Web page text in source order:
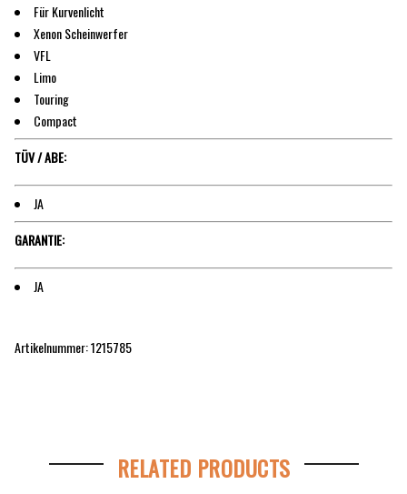
Für Kurvenlicht
Xenon Scheinwerfer
VFL
Limo
Touring
Compact
TÜV / ABE:
JA
GARANTIE:
JA
Artikelnummer: 1215785
RELATED PRODUCTS